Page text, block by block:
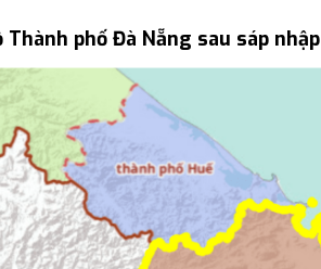
Thành phố Đà Nẵng sau sáp nhập